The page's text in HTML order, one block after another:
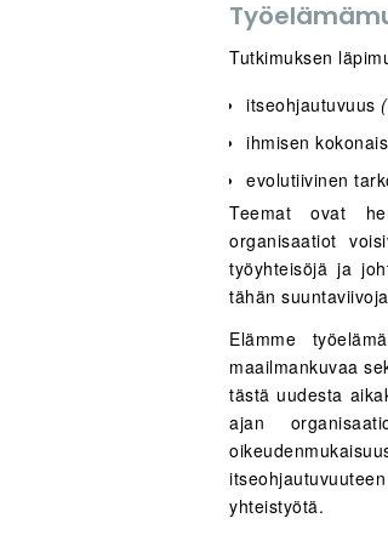
Tutkimuksen
itseohjautuvuus
ihmisen
evolutiivinen
Teemat ovat
organisaatiot
työyhteisöjä ja
tähän
Elämme
maailmankuvaa
tästä uudesta
ajan
yhteistyötä.